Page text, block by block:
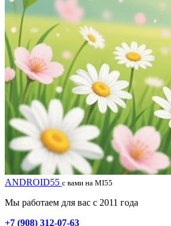
ANDROID55 с вами на MI55
Мы работаем для вас с 2011 года
+7 (908) 312-07-63